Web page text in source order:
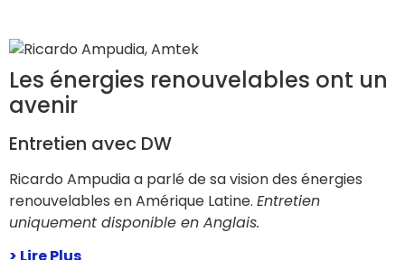
Les énergies renouvelables ont un
avenir
Entretien avec DW
Ricardo Ampudia a parlé de sa vision des énergies
renouvelables en Amérique Latine. Entretien
uniquement disponible en Anglais.
> Lire Plus